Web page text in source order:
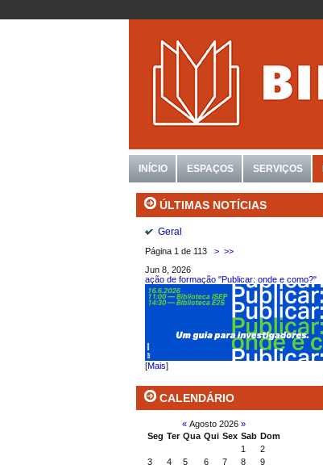
INÍCIO ESPAÇOS SERVIÇOS
ÚLTIMAS NOTÍCIAS
Geral
Página 1 de 113 > >>
Jun 8, 2026
ação de formação "Publicar: onde e como?"
[Mais]
CALENDÁRIO
« Agosto 2026 »
Seg Ter Qua Qui Sex Sab Dom
1
2
3
4 5 6 7 8
9